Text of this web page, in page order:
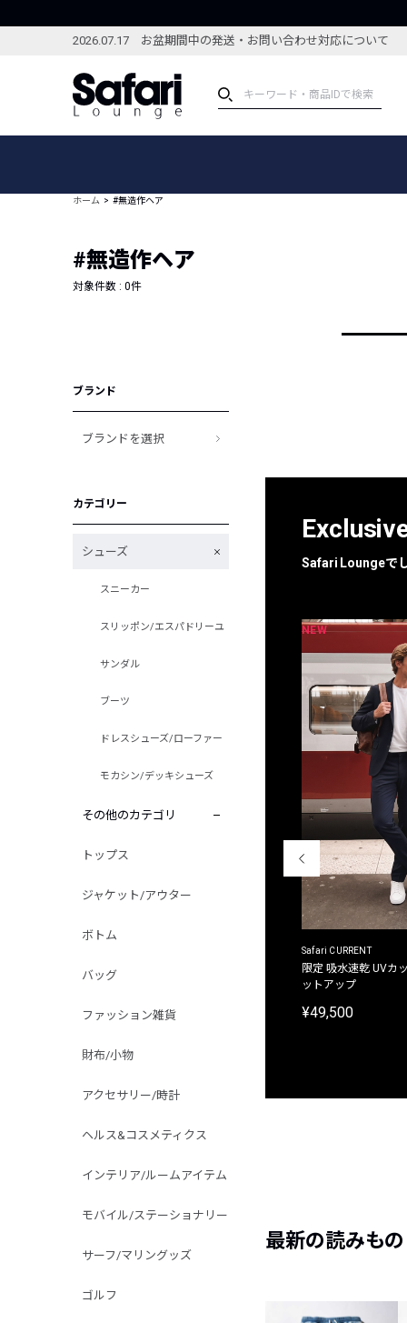
2026.07.17 お盆期間中の発送・お問い合わせ対応について
ブランドから探す
新着アイテム
編集部のおすすめアイテム
ホーム #無造作ヘア
#無造作ヘア
対象件数 : 0件
ブランド
ブランドを選択
カテゴリー
シューズ
スニーカー
スリッポン/エスパドリーユ
サンダル
ブーツ
ドレスシューズ/ローファー
モカシン/デッキシューズ
その他のカテゴリ
トップス
ジャケット/アウター
ボトム
バッグ
ファッション雑貨
財布/小物
アクセサリー/時計
ヘルス&コスメティクス
インテリア/ルームアイテム
モバイル/ステーショナリー
サーフ/マリングッズ
ゴルフ
Safari Loungeで
限定
別注限定 フード付き チェックシャツジャケット
NEW
Safari CURRENT
限定 吸水速乾 UVカ
ットアップ
¥49,500
最新の読みもの